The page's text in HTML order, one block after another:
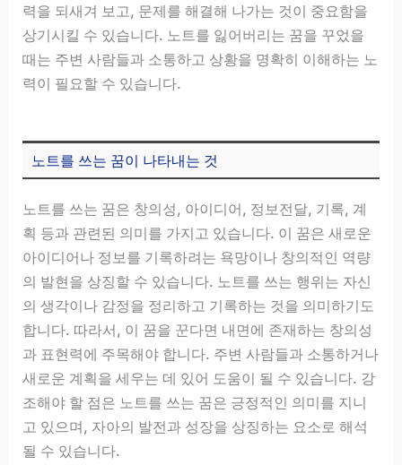
력을 되새겨 보고, 문제를 해결해 나가는 것이 중요함을
상기시킬 수 있습니다. 노트를 잃어버리는 꿈을 꾸었을
때는 주변 사람들과 소통하고 상황을 명확히 이해하는 노
력이 필요할 수 있습니다.
노트를 쓰는 꿈이 나타내는 것
노트를 쓰는 꿈은 창의성, 아이디어, 정보전달, 기록, 계
획 등과 관련된 의미를 가지고 있습니다. 이 꿈은 새로운
아이디어나 정보를 기록하려는 욕망이나 창의적인 역량
의 발현을 상징할 수 있습니다. 노트를 쓰는 행위는 자신
의 생각이나 감정을 정리하고 기록하는 것을 의미하기도
합니다. 따라서, 이 꿈을 꾼다면 내면에 존재하는 창의성
과 표현력에 주목해야 합니다. 주변 사람들과 소통하거나
새로운 계획을 세우는 데 있어 도움이 될 수 있습니다. 강
조해야 할 점은 노트를 쓰는 꿈은 긍정적인 의미를 지니
고 있으며, 자아의 발전과 성장을 상징하는 요소로 해석
될 수 있습니다.